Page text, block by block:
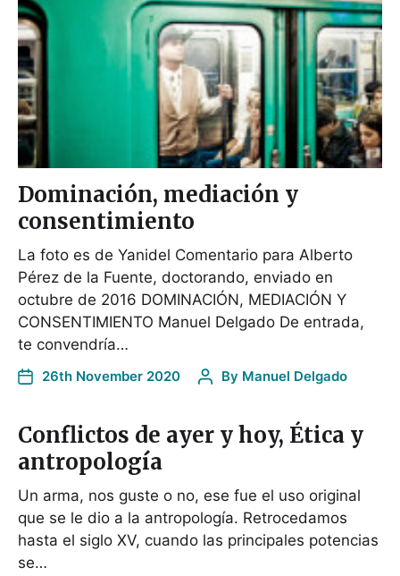
Dominación, mediación y
consentimiento
La foto es de Yanidel Comentario para Alberto
Pérez de la Fuente, doctorando, enviado en
octubre de 2016 DOMINACIÓN, MEDIACIÓN Y
CONSENTIMIENTO Manuel Delgado De entrada,
te convendría…
26th November 2020 By Manuel Delgado
Conflictos de ayer y hoy, Ética y
antropología
Un arma, nos guste o no, ese fue el uso original
que se le dio a la antropología. Retrocedamos
hasta el siglo XV, cuando las principales potencias
se…